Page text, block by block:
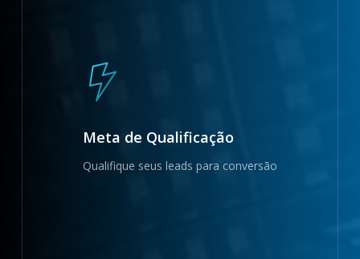
Meta de Qualificação
Qualifique seus leads para conversão